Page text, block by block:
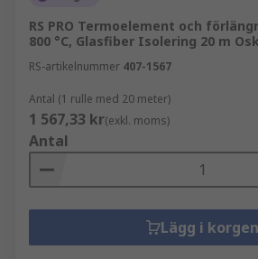
RS PRO Termoelement och
800 °C, Glasfiber Isolering 20 m
RS-artikelnummer 407-1567
Antal (1 rulle med 20 meter)
1 567,33 kr(exkl. moms)
Antal
Lägg i korgen